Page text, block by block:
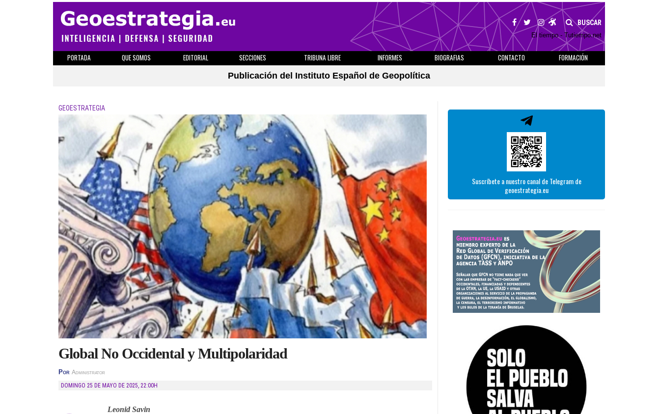
BUSCAR
El tiempo - Tutiempo.net
PORTADA QUE SOMOS EDITORIAL SECCIONES TRIBUNA LIBRE INFORMES BIOGRAFIAS CONTACTO
FORMACIÓN
Publicación del Instituto Español de Geopolítica
GEOESTRATEGIA
Global No Occidental y Multipolaridad
Por Administrator
DOMINGO 25 DE MAYO DE 2025, 22:00H
Leonid Savin
Suscríbete a nuestro canal de Telegram de
geoestrategia.eu